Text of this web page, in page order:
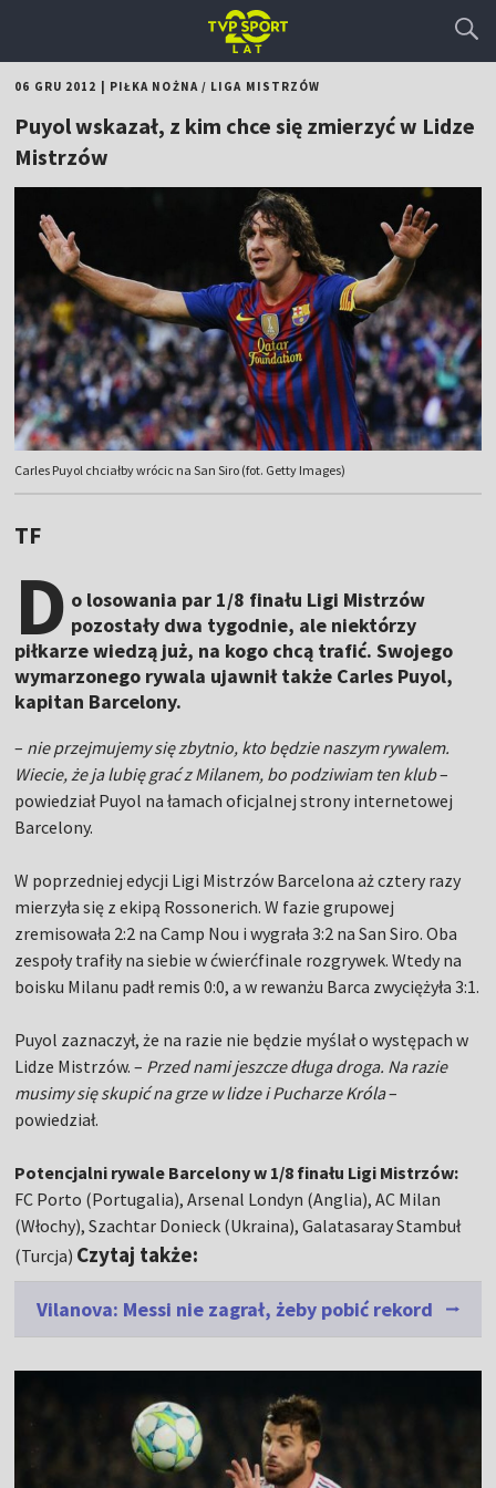
06 GRU 2012 PIŁKA NOŻNA/ LIGA MISTRZÓW
Puyol wskazał, z kim chce się zmierzyć w Lidze
Mistrzów
Carles Puyol chciałby wrócic na San Siro (fot. Getty Images)
TF
D o losowania par 1/8 finału Ligi Mistrzów
pozostały dwa tygodnie, ale niektórzy
piłkarze wiedzą już, na kogo chcą trafić. Swojego
wymarzonego rywala ujawnił także Carles Puyol,
kapitan Barcelony.
– nie przejmujemy się zbytnio, kto będzie naszym rywalem.
Wiecie, że ja lubię grać z Milanem, bo podziwiam ten klub–
powiedział Puyol na łamach oficjalnej strony internetowej
Barcelony.
W poprzedniej edycji Ligi Mistrzów Barcelona aż cztery razy
mierzyła się z ekipą Rossonerich. W fazie grupowej
zremisowała 2:2 na Camp Nou i wygrała 3:2 na San Siro. Oba
zespoły trafiły na siebie w ćwierćfinale rozgrywek. Wtedy na
boisku Milanu padł remis 0:0, a w rewanżu Barca zwyciężyła 3:1.
Puyol zaznaczył, że na razie nie będzie myślał o występach w
Lidze Mistrzów. – Przed nami jeszcze długa droga. Na razie
musimy się skupić na grze w lidze i Pucharze Króla–
powiedział.
Potencjalni rywale Barcelony w 1/8 finału Ligi Mistrzów:
FC Porto (Portugalia), Arsenal Londyn (Anglia), AC Milan
(Włochy), Szachtar Donieck (Ukraina), Galatasaray Stambuł
(Turcja) Czytaj także:
Vilanova: Messi nie zagrał, żeby pobić rekord